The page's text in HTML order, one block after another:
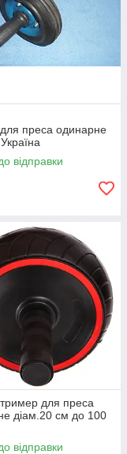
преса одинарне
відправки
для преса
діам.20 см до 100
відправки